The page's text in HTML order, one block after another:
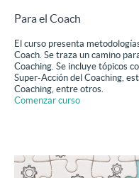
Para el Coach
El curso presenta
Coach. Se traza un camino
Coaching. Se incluye tópicos
Super-Acción del Coaching,
Coaching, entre otros.
Comenzar curso